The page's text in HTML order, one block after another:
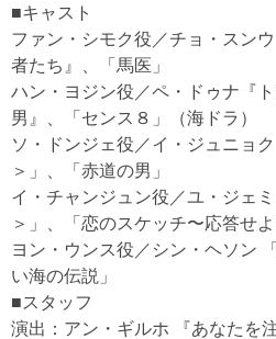
■キャスト
ファン・シモク役／チョ・スン
者たち』、「馬医」
ハン・ヨジン役／ペ・ドゥナ『
男』、「センス８」（海ドラ）
ソ・ドンジェ役／イ・ジュニョ
＞」、「赤道の男」
イ・チャンジュン役／ユ・ジェ
＞」、「恋のスケッチ〜応答せよ
ヨン・ウンス役／シン・ヘソン
い海の伝説」
■スタッフ
演出：アン・ギルホ 『あなたを